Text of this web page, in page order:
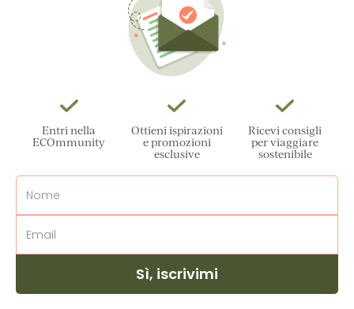
Entri nella
ECOmmunity
Ottieni ispirazioni
e promozioni
esclusive
Ricevi consigli
per viaggiare
sostenibile
Sì, iscrivimi